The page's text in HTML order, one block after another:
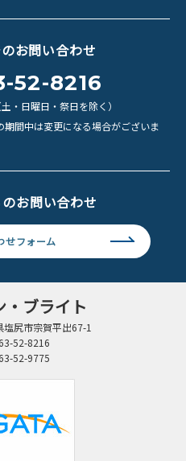
お問い合わせ
52-8216
・日曜日・祭日を除く）
間中は変更になる場合がございま
お問い合わせ
せフォーム
・ブライト
尻市宗賀平出67-1
52-8216
52-9775